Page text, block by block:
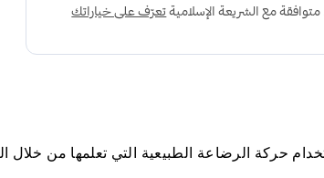
حركة الرضاعة الطبيعية التي تعلمها من خلال